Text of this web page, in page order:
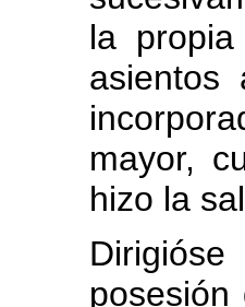
la
asientos
mayor,
hizo la